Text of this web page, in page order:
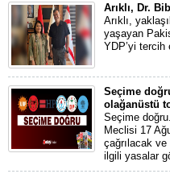
Arıklı, Dr.
Arıklı,
yaşayan
YDP’yi tercih
Seçime
olağanüstü
Seçime
Meclisi 17
çağrılacak
ilgili yasalar